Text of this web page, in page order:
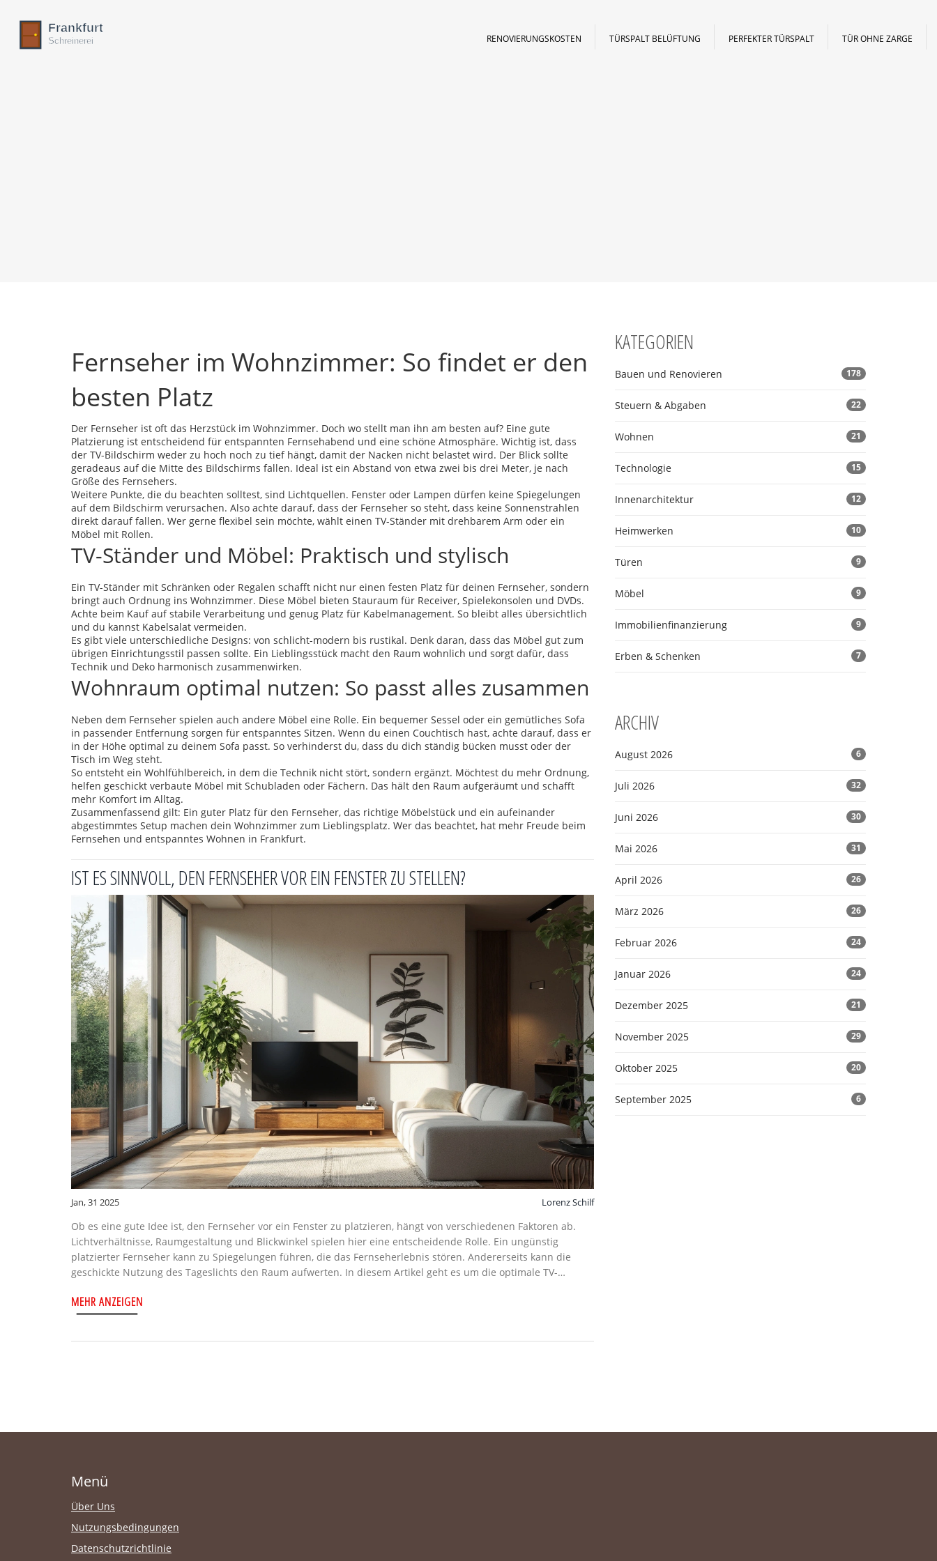
RENOVIERUNGSKOSTEN TÜRSPALT BELÜFTUNG PERFEKTER TÜRSPALT TÜR OHNE ZARGE
Fernseher im Wohnzimmer: So findet er den
besten Platz
Der Fernseher ist oft das Herzstück im Wohnzimmer. Doch wo stellt man ihn am besten auf? Eine gute
Platzierung ist entscheidend für entspannten Fernsehabend und eine schöne Atmosphäre. Wichtig ist, dass
der TV-Bildschirm weder zu hoch noch zu tief hängt, damit der Nacken nicht belastet wird. Der Blick sollte
geradeaus auf die Mitte des Bildschirms fallen. Ideal ist ein Abstand von etwa zwei bis drei Meter, je nach
Größe des Fernsehers.
Weitere Punkte, die du beachten solltest, sind Lichtquellen. Fenster oder Lampen dürfen keine Spiegelungen
auf dem Bildschirm verursachen. Also achte darauf, dass der Fernseher so steht, dass keine Sonnenstrahlen
direkt darauf fallen. Wer gerne flexibel sein möchte, wählt einen TV-Ständer mit drehbarem Arm oder ein
Möbel mit Rollen.
TV-Ständer und Möbel: Praktisch und stylisch
Ein TV-Ständer mit Schränken oder Regalen schafft nicht nur einen festen Platz für deinen Fernseher, sondern
bringt auch Ordnung ins Wohnzimmer. Diese Möbel bieten Stauraum für Receiver, Spielekonsolen und DVDs.
Achte beim Kauf auf stabile Verarbeitung und genug Platz für Kabelmanagement. So bleibt alles übersichtlich
und du kannst Kabelsalat vermeiden.
Es gibt viele unterschiedliche Designs: von schlicht-modern bis rustikal. Denk daran, dass das Möbel gut zum
übrigen Einrichtungsstil passen sollte. Ein Lieblingsstück macht den Raum wohnlich und sorgt dafür, dass
Technik und Deko harmonisch zusammenwirken.
Wohnraum optimal nutzen: So passt alles zusammen
Neben dem Fernseher spielen auch andere Möbel eine Rolle. Ein bequemer Sessel oder ein gemütliches Sofa
in passender Entfernung sorgen für entspanntes Sitzen. Wenn du einen Couchtisch hast, achte darauf, dass er
in der Höhe optimal zu deinem Sofa passt. So verhinderst du, dass du dich ständig bücken musst oder der
Tisch im Weg steht.
So entsteht ein Wohlfühlbereich, in dem die Technik nicht stört, sondern ergänzt. Möchtest du mehr Ordnung,
helfen geschickt verbaute Möbel mit Schubladen oder Fächern. Das hält den Raum aufgeräumt und schafft
mehr Komfort im Alltag.
Zusammenfassend gilt: Ein guter Platz für den Fernseher, das richtige Möbelstück und ein aufeinander
abgestimmtes Setup machen dein Wohnzimmer zum Lieblingsplatz. Wer das beachtet, hat mehr Freude beim
Fernsehen und entspanntes Wohnen in Frankfurt.
IST ES SINNVOLL, DEN FERNSEHER VOR EIN FENSTER ZU STELLEN?
Jan, 31 2025 Lorenz Schilf
Ob es eine gute Idee ist, den Fernseher vor ein Fenster zu platzieren, hängt von verschiedenen Faktoren ab.
Lichtverhältnisse, Raumgestaltung und Blickwinkel spielen hier eine entscheidende Rolle. Ein ungünstig
platzierter Fernseher kann zu Spiegelungen führen, die das Fernseherlebnis stören. Andererseits kann die
geschickte Nutzung des Tageslichts den Raum aufwerten. In diesem Artikel geht es um die optimale TV-
MEHR ANZEIGEN
KATEGORIEN
Bauen und Renovieren 178
Steuern & Abgaben 22
Wohnen 21
Technologie 15
Innenarchitektur 12
Heimwerken 10
Türen 9
Möbel 9
Immobilienfinanzierung 9
Erben & Schenken 7
ARCHIV
August 2026 6
Juli 2026 32
Juni 2026 30
Mai 2026 31
April 2026 26
März 2026 26
Februar 2026 24
Januar 2026 24
Dezember 2025 21
November 2025 29
Oktober 2025 20
September 2025 6
Menü
Über Uns
Nutzungsbedingungen
Datenschutzrichtlinie